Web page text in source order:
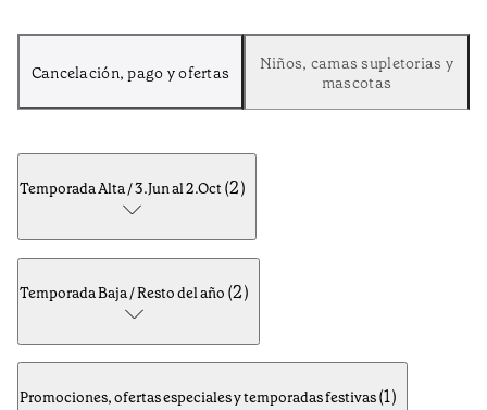
Cancelación, pago y ofertas
Niños, camas supletorias y
mascotas
Temporada Alta / 3.Jun al 2.Oct (2)
Temporada Baja / Resto del año (2)
Promociones, ofertas especiales y temporadas festivas(1)